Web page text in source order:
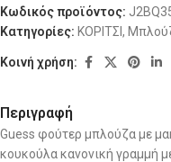
Κωδικός προϊόντος:
Κατηγορίες: ΚΟΡΙΤΣΙ,
Κοινή χρήση:
Περιγραφή
Guess φούτερ μπλούζα με
κουκούλα κανονική γραμμή